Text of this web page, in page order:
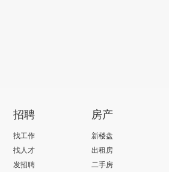
招聘
找工作
找人才
发招聘
房产
新楼盘
出租房
二手房